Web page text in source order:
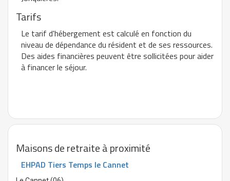
Tarifs
Le tarif d'hébergement est calculé en fonction du
niveau de dépendance du résident et de ses ressources.
Des aides financières peuvent être sollicitées pour aider
à financer le séjour.
Maisons de retraite à proximité
EHPAD Tiers Temps le Cannet